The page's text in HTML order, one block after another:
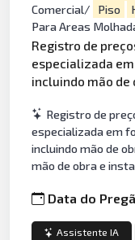
Comercial/
Piso
Para Areas
Registro de
especializada
incluindo mão de
Registro de
especializada em
incluindo mão de
mão de obra e
Data do
Assistente IA